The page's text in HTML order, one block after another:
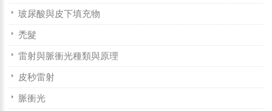
玻尿酸與皮下填充物
禿髮
雷射與脈衝光種類與原理
皮秒雷射
脈衝光